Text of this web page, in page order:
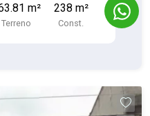
no
e morar no
m²
Terreno
238 m²
Const.